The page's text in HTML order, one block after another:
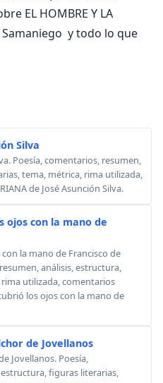
EL HOMBRE Y LA
Samaniego y todo lo que
Silva
Poesía, comentarios, resumen,
tema, métrica, rima utilizada,
de José Asunción Silva.
ojos con la mano de
la mano de Francisco de
análisis, estructura,
utilizada, comentarios
los ojos con la mano de
de Jovellanos
Jovellanos. Poesía,
figuras literarias,